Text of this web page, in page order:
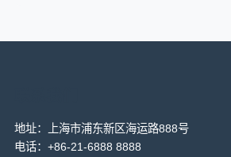
地址：上海市浦东新区海运路888号
电话：+86-21-6888 8888